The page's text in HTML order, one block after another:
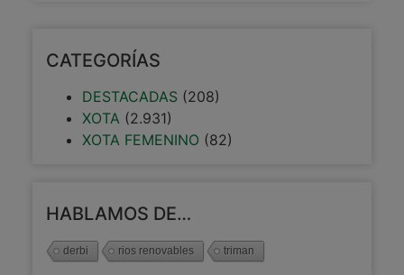
CATEGORÍAS
DESTACADAS (208)
XOTA(2.931)
XOTA FEMENINO (82)
HABLAMOS DE…
derbi rios renovables triman